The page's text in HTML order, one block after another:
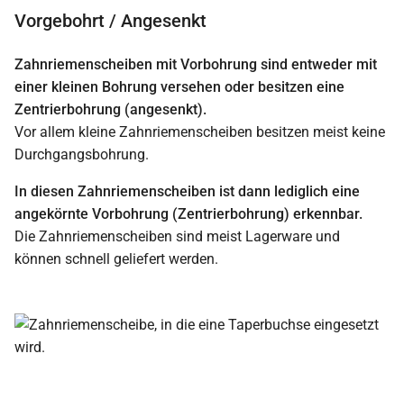
Vorgebohrt / Angesenkt
Zahnriemenscheiben mit Vorbohrung sind entweder mit
einer kleinen Bohrung versehen oder besitzen eine
Zentrierbohrung (angesenkt).
Vor allem kleine Zahnriemenscheiben besitzen meist keine
Durchgangsbohrung.
In diesen Zahnriemenscheiben ist dann lediglich eine
angekörnte Vorbohrung (Zentrierbohrung) erkennbar.
Die Zahnriemenscheiben sind meist Lagerware und
können schnell geliefert werden.